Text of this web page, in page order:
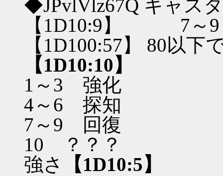
◆JPvlVlz67Q キャス
【1D10:9】 7～9
【1D100:57】 80以下
【1D10:10】
1～3 強化
4～6 探知
7～9 回復
10 ？？？
強さ
【1D10:5】